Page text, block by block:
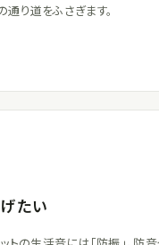
り道をふさぎます。
たい